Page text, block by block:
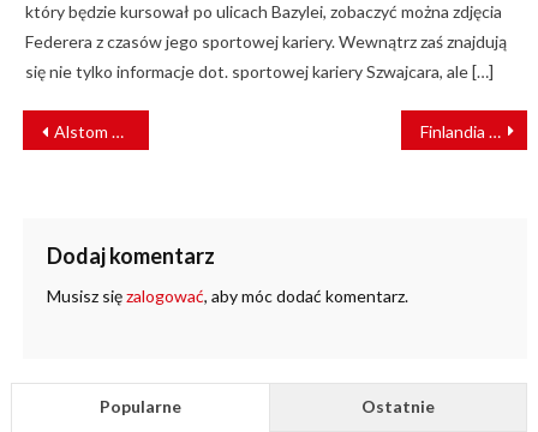
który będzie kursował po ulicach Bazylei, zobaczyć można zdjęcia
Federera z czasów jego sportowej kariery. Wewnątrz zaś znajdują
się nie tylko informacje dot. sportowej kariery Szwajcara, ale […]
NAWIGACJA
WPISU
Alstom dostarczy do Włoch nowe pociągi regionalne Coradia Stream Finlandia pracuje nad autonomicznym pociągiem towarowym
Dodaj komentarz
Musisz sięzalogować, aby móc dodać komentarz.
Popularne Ostatnie